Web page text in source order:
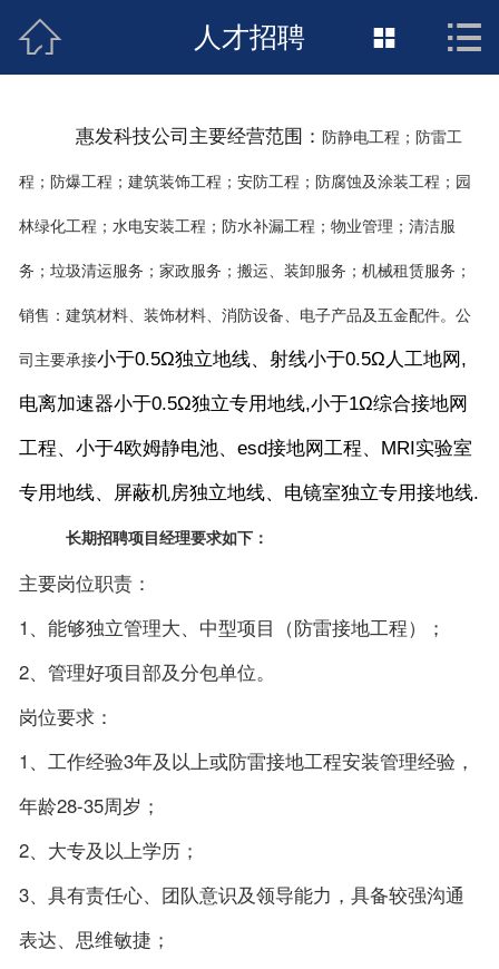
接地工程首页
新闻动态
荣誉资质
案例展示
 人才招聘  
惠发科技公司主要经营范围： 防静电工程；防雷工
程；防爆工程；建筑装饰工程；安防工程；防腐蚀及涂装工程；园
林绿化工程；水电安装工程；防水补漏工程；物业管理；清洁服
务；垃圾清运服务；家政服务；搬运、装卸服务；机械租赁服务；
销售：建筑材料、装饰材料、消防设备、电子产品及五金配件。公
司主要承接小于0.5Ω独立地线、射线小于0.5Ω人工地网,
电离加速器小于0.5Ω独立专用地线,小于1Ω综合接地网
工程、小于4欧姆静电池、esd接地网工程、MRI实验室
专用地线、屏蔽机房独立地线、电镜室独立专用接地线.
长期招聘项目经理要求如下：
主要岗位职责：
1、能够独立管理大、中型项目（防雷接地工程）；
2、管理好项目部及分包单位。
岗位要求：
1、工作经验3年及以上或防雷接地工程安装管理经验，
年龄28-35周岁；
2、大专及以上学历；
3、具有责任心、团队意识及领导能力，具备较强沟通
表达、思维敏捷；